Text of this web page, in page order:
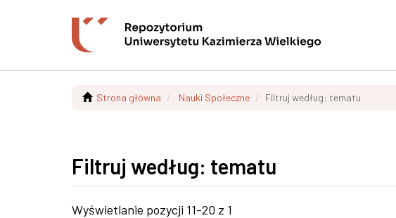
Strona główna Nauki Społeczne Filtruj według: tematu
Filtruj według: tematu
Wyświetlanie pozycji 11-20 z 1